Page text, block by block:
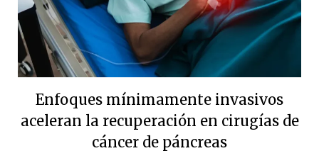
Enfoques mínimamente invasivos
aceleran la recuperación en cirugías de
cáncer de páncreas